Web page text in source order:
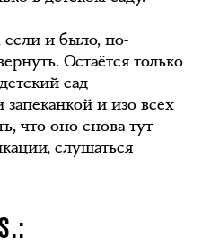
если и было, по-
Остаётся только
сад
и изо всех
что оно снова тут —
слушаться